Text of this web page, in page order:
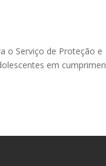
o Serviço de Proteção e
em